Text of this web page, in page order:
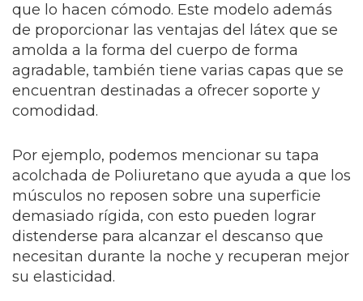
que lo hacen cómodo. Este modelo además
de proporcionar las ventajas del látex que se
amolda a la forma del cuerpo de forma
agradable, también tiene varias capas que se
encuentran destinadas a ofrecer soporte y
comodidad.
Por ejemplo, podemos mencionar su tapa
acolchada de Poliuretano que ayuda a que los
músculos no reposen sobre una superficie
demasiado rígida, con esto pueden lograr
distenderse para alcanzar el descanso que
necesitan durante la noche y recuperan mejor
su elasticidad.